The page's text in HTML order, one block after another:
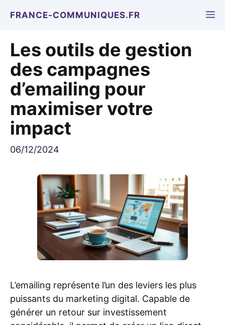
FRANCE-COMMUNIQUES.FR
Les outils de gestion
des campagnes
d’emailing pour
maximiser votre
impact
06/12/2024
L’emailing représente l’un des leviers les plus
puissants du marketing digital. Capable de
générer un retour sur investissement